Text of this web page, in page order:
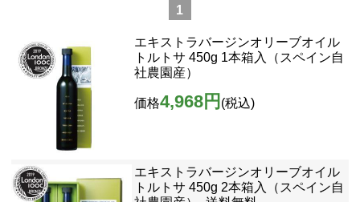
1
エキストラバージンオリーブオイル
トルトサ 450g 1本箱入（スペイン自
社農園産）
価格4,968円 (税込)
エキストラバージンオリーブオイル
トルトサ 450g 2本箱入（スペイン自